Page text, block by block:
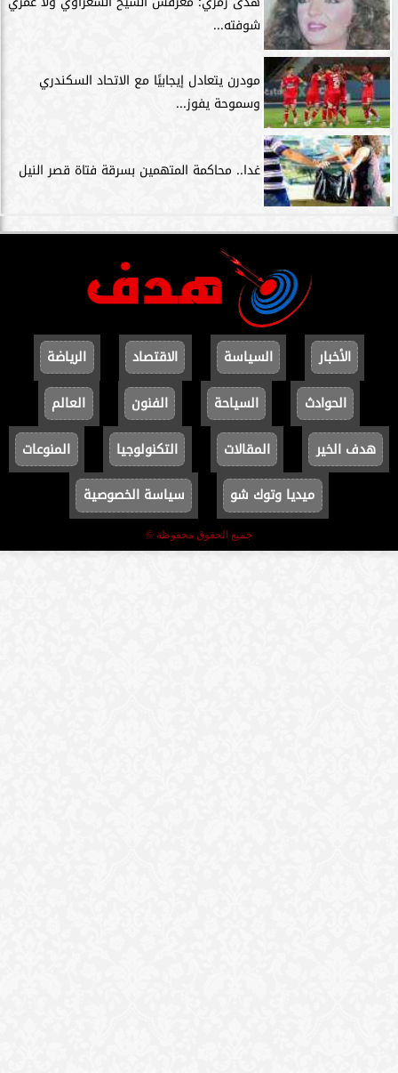
شوفته...
مودرن يتعادل إيجابيًا مع الاتحاد السكندري
وسموحة يفوز...
غدا.. محاكمة المتهمين بسرقة فتاة قصر النيل
الأخبار السياسة الاقتصاد
الرياضة
الحوادث
السياحة الفنون
العالم
هدف الخير
المقالات التكنولوجيا
المنوعات
ميديا وتوك شو
سياسة الخصوصية
جميع الحقوق محفوظة ©